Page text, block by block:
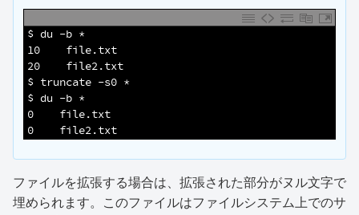
$ du -b *
10    file.txt
20    file2.txt
$ truncate -s0 *
$ du -b *
0    file.txt
0    file2.txt
ファイルを拡張する場合は、拡張された部分がヌル文字で
埋められます。このファイルはファイルシステム上でのサ